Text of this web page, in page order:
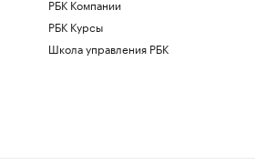
РБК Компании
РБК Курсы
Школа управления РБК